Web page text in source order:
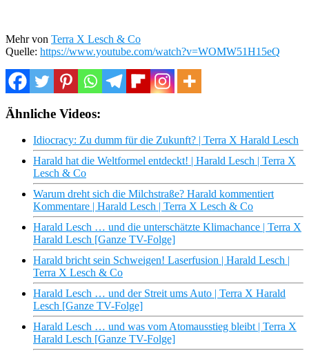
Mehr von Terra X Lesch & Co
Quelle: https://www.youtube.com/watch?v=WOMW51H15eQ
Ähnliche Videos:
Idiocracy: Zu dumm für die Zukunft? | Terra X Harald Lesch
Harald hat die Weltformel entdeckt! | Harald Lesch | Terra X
Lesch & Co
Warum dreht sich die Milchstraße? Harald kommentiert
Kommentare | Harald Lesch | Terra X Lesch & Co
Harald Lesch … und die unterschätzte Klimachance | Terra X
Harald Lesch [Ganze TV-Folge]
Harald bricht sein Schweigen! Laserfusion | Harald Lesch |
Terra X Lesch & Co
Harald Lesch … und der Streit ums Auto | Terra X Harald
Lesch [Ganze TV-Folge]
Harald Lesch … und was vom Atomausstieg bleibt | Terra X
Harald Lesch [Ganze TV-Folge]